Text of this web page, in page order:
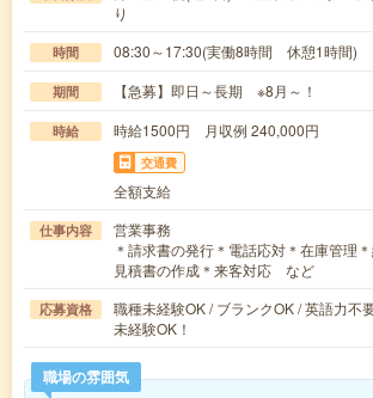
り
時間 08:30～17:30(実働8時間 休憩1時間)
期間 【急募】即日～長期 ※8月～！
時給 時給1500円 月収例 240,000円
交通費
全額支給
仕事内容
営業事務
＊請求書の発行＊電話応対＊在庫管理
見積書の作成＊来客対応 など
応募資格
職種未経験OK / ブランクOK / 英語力不
未経験OK！
職場の雰囲気